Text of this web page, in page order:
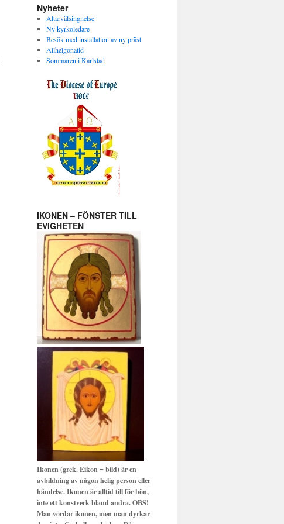
Nyheter
Altarvälsingnelse
Ny kyrkoledare
Besök med installation av ny präst
Allhelgonatid
Sommaren i Karlstad
IKONEN – FÖNSTER TILL
EVIGHETEN
Ikonen (grek. Eikon = bild) är en
avbildning av någon helig person eller
händelse. Ikonen är alltid till för bön,
inte ett konstverk bland andra. OBS!
Man vördar ikonen, men man dyrkar